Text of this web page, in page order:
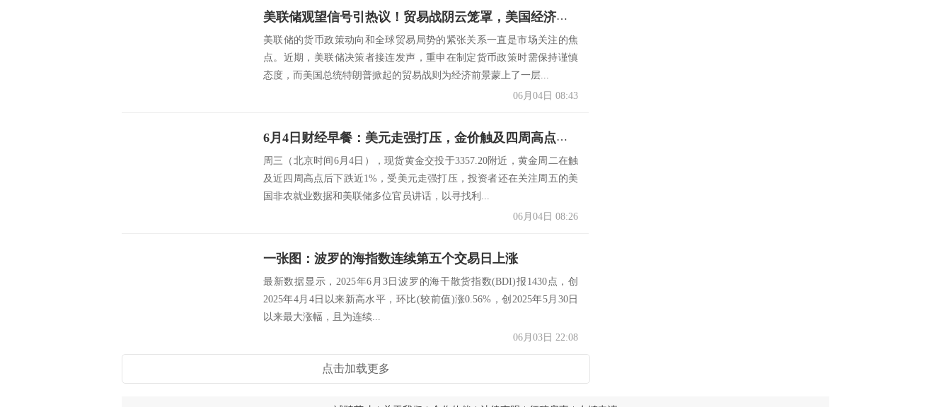
美联储观望信号引热议！贸易战阴云笼罩，美国经济前景迷雾重重
美联储的货币政策动向和全球贸易局势的紧张关系一直是市场关注的焦
点。近期，美联储决策者接连发声，重申在制定货币政策时需保持谨慎
态度，而美国总统特朗普掀起的贸易战则为经济前景蒙上了一层...
06月04日 08:43
6月4日财经早餐：美元走强打压，金价触及四周高点后回落，地缘紧张提振，油价攀升至两周高点
周三（北京时间6月4日），现货黄金交投于3357.20附近，黄金周二在触
及近四周高点后下跌近1%，受美元走强打压，投资者还在关注周五的美
国非农就业数据和美联储多位官员讲话，以寻找利...
06月04日 08:26
一张图：波罗的海指数连续第五个交易日上涨
最新数据显示，2025年6月3日波罗的海干散货指数(BDI)报1430点，创
2025年4月4日以来新高水平，环比(较前值)涨0.56%，创2025年5月30日
以来最大涨幅，且为连续...
06月03日 22:08
点击加载更多